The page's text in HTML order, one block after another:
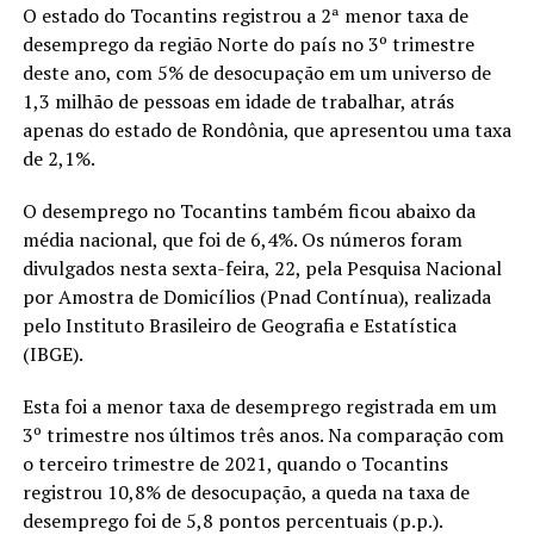
O estado do Tocantins registrou a 2ª menor taxa de
desemprego da região Norte do país no 3º trimestre
deste ano, com 5% de desocupação em um universo de
1,3 milhão de pessoas em idade de trabalhar, atrás
apenas do estado de Rondônia, que apresentou uma taxa
de 2,1%.
O desemprego no Tocantins também ficou abaixo da
média nacional, que foi de 6,4%. Os números foram
divulgados nesta sexta-feira, 22, pela Pesquisa Nacional
por Amostra de Domicílios (Pnad Contínua), realizada
pelo Instituto Brasileiro de Geografia e Estatística
(IBGE).
Esta foi a menor taxa de desemprego registrada em um
3º trimestre nos últimos três anos. Na comparação com
o terceiro trimestre de 2021, quando o Tocantins
registrou 10,8% de desocupação, a queda na taxa de
desemprego foi de 5,8 pontos percentuais (p.p.).